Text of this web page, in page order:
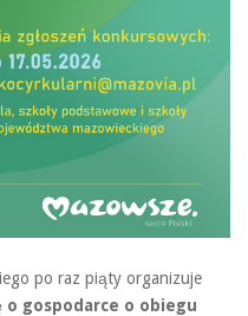
po raz piąty organizuje
o gospodarce o obiegu